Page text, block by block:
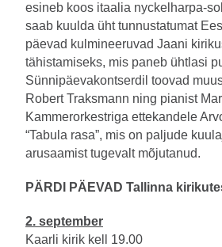
esineb koos itaalia nyckelharpa-
saab kuulda üht tunnustatumat
päevad kulmineeruvad Jaani
tähistamiseks, mis paneb ühtlasi
Sünnipäevakontserdil toovad
Robert Traksmann ning pianist
Kammerorkestriga ettekandele
“Tabula rasa”, mis on paljude
arusaamist tugevalt mõjutanud.
PÄRDI PÄEVAD Tallinna
2. september
Kaarli kirik kell 19.00